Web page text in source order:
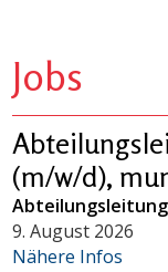
Jobs
(m/w/d),
9. August 2026
Nähere Infos